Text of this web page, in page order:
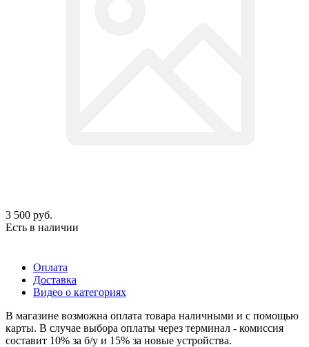
3 500 руб.
Есть в наличии
Оплата
Доставка
Видео о категориях
В магазине возможна оплата товара наличными и с помощью
карты. В случае выбора оплаты через терминал - комиссия
составит 10% за б/у и 15% за новые устройства.